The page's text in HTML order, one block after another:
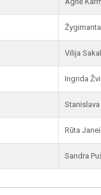
Vilija
Ingrida
Rūta
Sandra